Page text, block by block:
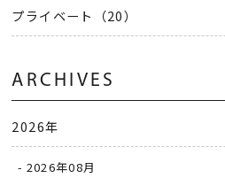
プライベート（20）
ARCHIVES
2026年
2026年08月